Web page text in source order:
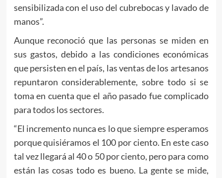
sensibilizada con el uso del cubrebocas y lavado de
manos”.
Aunque reconoció que las personas se miden en
sus gastos, debido a las condiciones económicas
que persisten en el país, las ventas de los artesanos
repuntaron considerablemente, sobre todo si se
toma en cuenta que el año pasado fue complicado
para todos los sectores.
“El incremento nunca es lo que siempre esperamos
porque quisiéramos el 100 por ciento. En este caso
tal vez llegará al 40 o 50 por ciento, pero para como
están las cosas todo es bueno. La gente se mide,